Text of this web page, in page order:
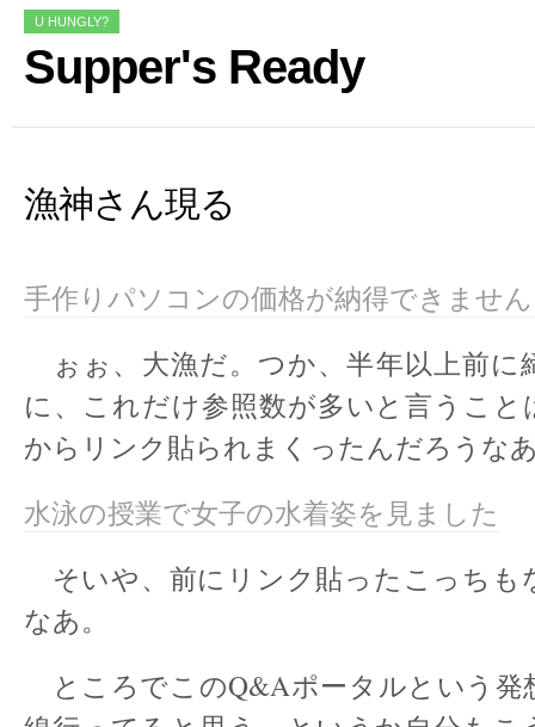
U HUNGLY?
Supper's Ready
漁神さん現る
手作りパソコンの価格が納得できませ
ぉぉ、大漁だ。つか、半年以上前に
に、これだけ参照数が多いと言うこと
からリンク貼られまくったんだろうな
水泳の授業で女子の水着姿を見ました
そいや、前にリンク貼ったこっちも
なあ。
ところでこのQ&Aポータルという発